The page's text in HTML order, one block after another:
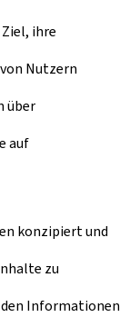
ihre
Nutzern
über
auf
konzipiert und
zu
den Informationen